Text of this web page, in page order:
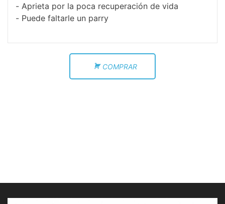
Aprieta por la poca recuperación de vida
Puede faltarle un parry
COMPRAR